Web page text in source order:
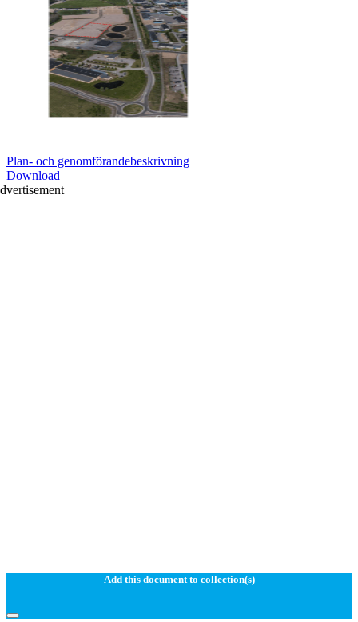
Plan- och genomförandebeskrivning
Download
Add this document to collection(s)